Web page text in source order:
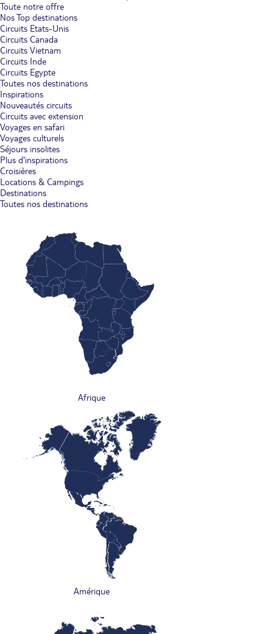
Toute notre offre
Nos Top destinations
Circuits Etats-Unis
Circuits Canada
Circuits Vietnam
Circuits Inde
Circuits Egypte
Toutes nos destinations
Inspirations
Nouveautés circuits
Circuits avec extension
Voyages en safari
Voyages culturels
Séjours insolites
Plus d'inspirations
Croisières
Locations & Campings
Destinations
Toutes nos destinations
Afrique
Amérique